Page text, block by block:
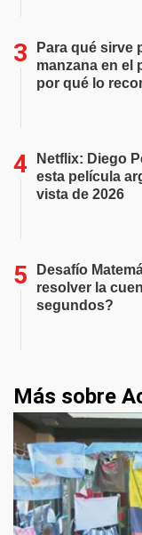
Para qué sirve
manzana en el
por qué lo
Netflix: Diego
esta película
vista de 2026
Desafío
resolver la
segundos?
Más sobre